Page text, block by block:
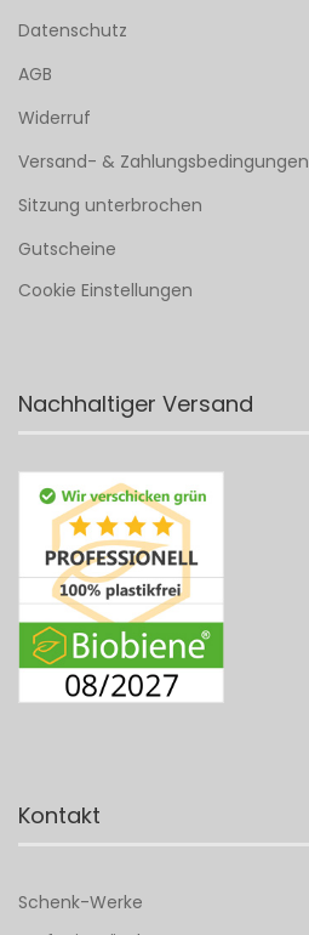
Datenschutz
AGB
Widerruf
Versand- & Zahlungsbedingungen
Sitzung unterbrochen
Gutscheine
Cookie Einstellungen
Nachhaltiger Versand
Kontakt
Schenk-Werke